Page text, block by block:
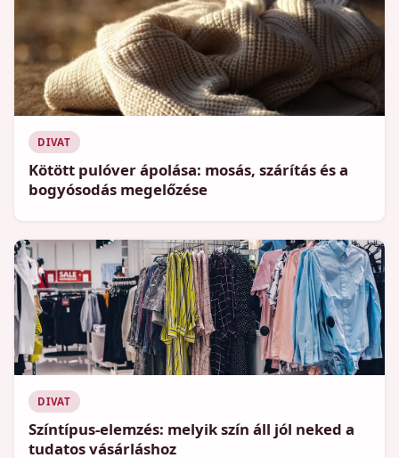
DIVAT
Kötött pulóver ápolása: mosás, szárítás és a
bogyósodás megelőzése
DIVAT
Színtípus-elemzés: melyik szín áll jól neked a
tudatos vásárláshoz